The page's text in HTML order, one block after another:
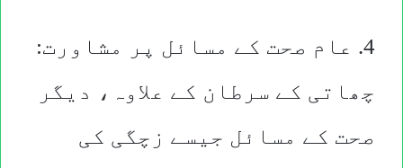
4. عام صحت کے مسائل پر مشاورت:
چھاتی کے سرطان کے علاوہ، دیگر
صحت کے مسائل جیسے زچگی کی